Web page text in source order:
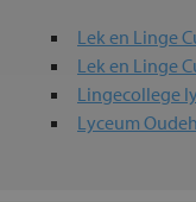
Lek en Linge
Lek en Linge
Lingecollege
Lyceum